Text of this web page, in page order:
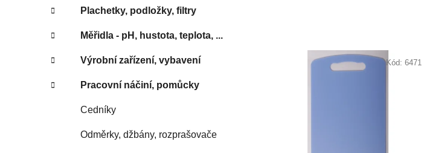
Plachetky, podložky, filtry
Měřidla - pH, hustota, teplota, ...
Výrobní zařízení, vybavení
Pracovní náčiní, pomůcky
Cedníky
Odměrky, džbány, rozprašovače
Kód: 6471